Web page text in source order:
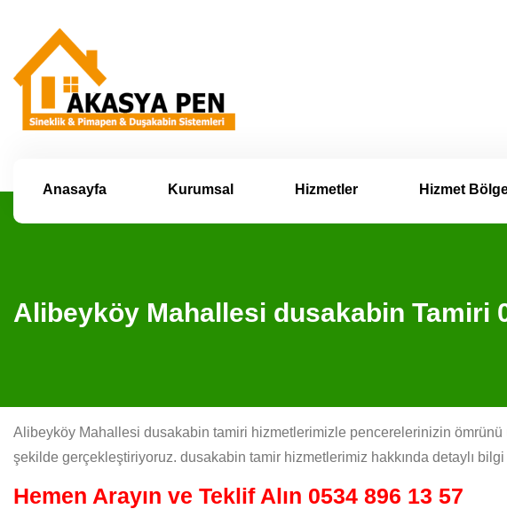
Anasayfa Kurumsal Hizmetler Hizmet
Alibeyköy Mahallesi dusakabin Tamiri
Alibeyköy Mahallesi dusakabin tamiri hizmetlerimizle pencerelerinizin
şekilde gerçekleştiriyoruz. dusakabin tamir hizmetlerimiz hakkında detaylı
Hemen Arayın ve Teklif Alın 0534 896 13 57